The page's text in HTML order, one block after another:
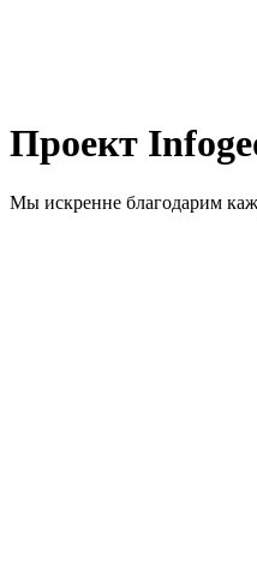
Проект
Мы искренне благодарим